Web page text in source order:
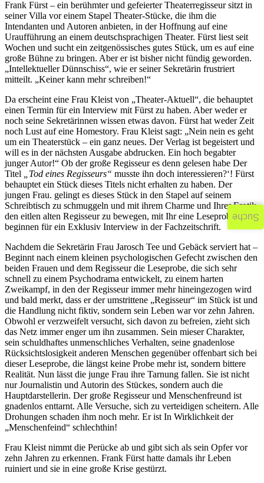
Frank Fürst – ein berühmter und gefeierter Theaterregisseur sitzt in
seiner Villa vor einem Stapel Theater-Stücke, die ihm die
Intendanten und Autoren anbieten, in der Hoffnung auf eine
Uraufführung an einem deutschsprachigen Theater. Fürst liest seit
Wochen und sucht ein zeitgenössisches gutes Stück, um es auf eine
große Bühne zu bringen. Aber er ist bisher nicht fündig geworden.
„Intellektueller Dünnschiss“, wie er seiner Sekretärin frustriert
mitteilt. „Keiner kann mehr schreiben!“
Da erscheint eine Frau Kleist von „Theater-Aktuell“, die behauptet
einen Termin für ein Interview mit Fürst zu haben. Aber weder er
noch seine Sekretärinnen wissen etwas davon. Fürst hat weder Zeit
noch Lust auf eine Homestory. Frau Kleist sagt: „Nein nein es geht
um ein Theaterstück – ein ganz neues. Der Verlag ist begeistert und
will es in der nächsten Ausgabe abdrucken. Ein hoch begabter
junger Autor!“ Ob der große Regisseur es denn gelesen habe Der
Titel „Tod eines Regisseurs“ musste ihn doch interessieren?‘! Fürst
behauptet ein Stück dieses Titels nicht erhalten zu haben. Der
jungen Frau. gelingt es dieses Stück in den Stapel auf seinem
Schreibtisch zu schmuggeln und mit ihrem Charme und Ihrer Erotik
den eitlen alten Regisseur zu bewegen, mit Ihr eine Leseprobe zu
beginnen für ein Exklusiv Interview in der Fachzeitschrift.
Nachdem die Sekretärin Frau Jarosch Tee und Gebäck serviert hat –
Beginnt nach einem kleinen psychologischen Gefecht zwischen den
beiden Frauen und dem Regisseur die Leseprobe, die sich sehr
schnell zu einem Psychodrama entwickelt, zu einem harten
Zweikampf, in den der Regisseur immer mehr hineingezogen wird
und bald merkt, dass er der umstrittene „Regisseur“ im Stück ist und
die Handlung nicht fiktiv, sondern sein Leben war vor zehn Jahren.
Obwohl er verzweifelt versucht, sich davon zu befreien, zieht sich
das Netz immer enger um ihn zusammen. Sein mieser Charakter,
sein schuldhaftes unmenschliches Verhalten, seine gnadenlose
Rücksichtslosigkeit anderen Menschen gegenüber offenbart sich bei
dieser Leseprobe, die längst keine Probe mehr ist, sondern bittere
Realität. Nun lässt die junge Frau ihre Tarnung fallen. Sie ist nicht
nur Journalistin und Autorin des Stückes, sondern auch die
Hauptdarstellerin. Der große Regisseur und Menschenfreund ist
gnadenlos enttarnt. Alle Versuche, sich zu verteidigen scheitern. Alle
Drohungen schaden ihm noch mehr. Er ist In Wirklichkeit der
„Menschenfeind“ schlechthin!
Frau Kleist nimmt die Perücke ab und gibt sich als sein Opfer vor
zehn Jahren zu erkennen. Frank Fürst hatte damals ihr Leben
ruiniert und sie in eine große Krise gestürzt.
Suche